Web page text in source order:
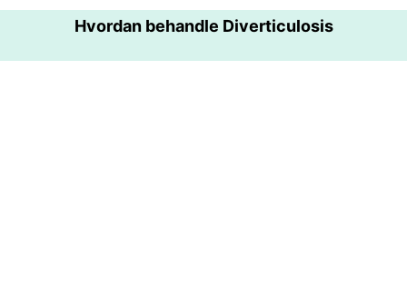
Helsebransjen Psykisk Helse Folkehelse Og
Sikkerhet Kirurgi Og Prosedyrer Helse
Hvordan behandle Diverticulosis